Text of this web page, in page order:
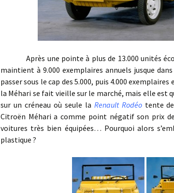
Après une pointe à plus de 13.000 unités
maintient à 9.000 exemplaires annuels jusque
passer sous le cap des 5.000, puis 4.000 exemplaires
la Méhari se fait vieille sur le marché, mais elle est
sur un créneau où seule la Renault Rodéotente de
Citroën Méhari a comme point négatif son prix
voitures très bien équipées… Pourquoi alors
plastique ?